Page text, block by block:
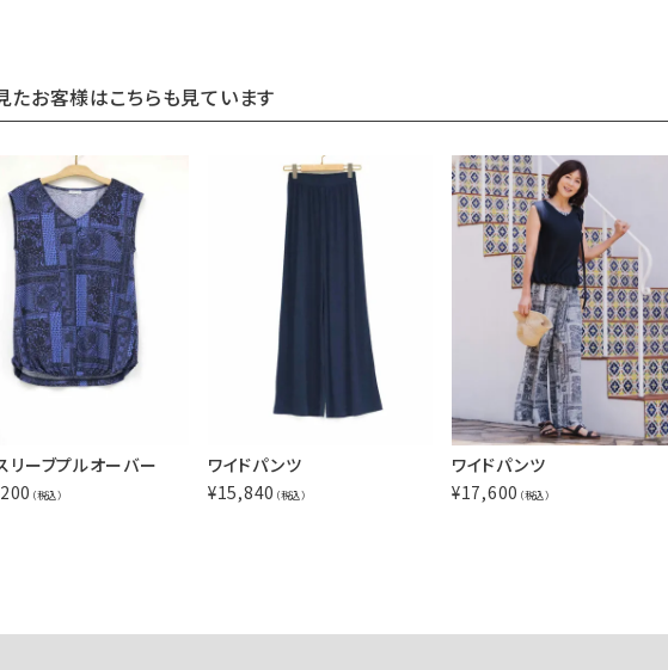
たお客様はこちらも見ています
リーブプルオーバー
（税込）
ワイドパンツ
¥15,840 （税込）
ワイドパンツ
¥17,600 （税込）